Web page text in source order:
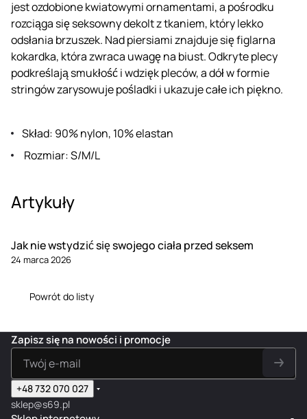
jest ozdobione kwiatowymi ornamentami, a pośrodku
rozciąga się seksowny dekolt z tkaniem, który lekko
odsłania brzuszek. Nad piersiami znajduje się figlarna
kokardka, która zwraca uwagę na biust. Odkryte plecy
podkreślają smukłość i wdzięk pleców, a dół w formie
stringów zarysowuje pośladki i ukazuje całe ich piękno.
Skład: 90% nylon, 10% elastan
Rozmiar: S/M/L
Artykuły
Jak nie wstydzić się swojego ciała przed seksem
24 marca 2026
Powrót do listy
Zapisz się na nowości i promocje
+48 732 070 027
sklep@s69.pl